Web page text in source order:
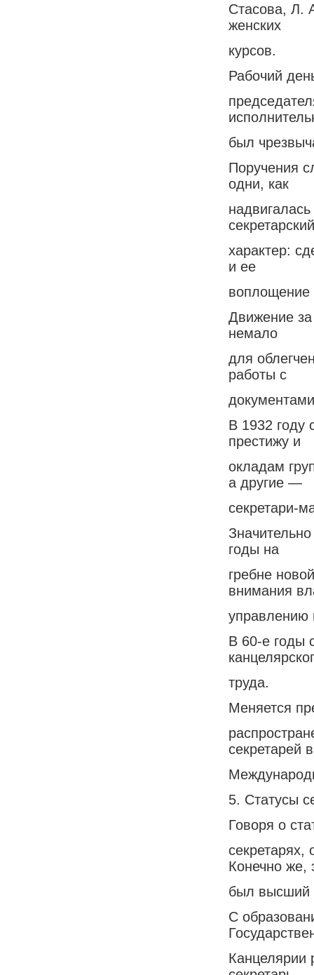
Стасова, Л.
женских
курсов.
Рабочий
был
Поручения
одни, как
секретарский
характер:
и ее
воплощение
Движение
немало
для
работы с
В 1932 году
престижу и
окладам
а другие —
секретари-
годы на
гребне
внимания
управлению
В 60-е годы
труда.
Меняется
секретарей
5. Статусы
Говоря о
секретарях,
Конечно же,
был высший
С
Канцелярии